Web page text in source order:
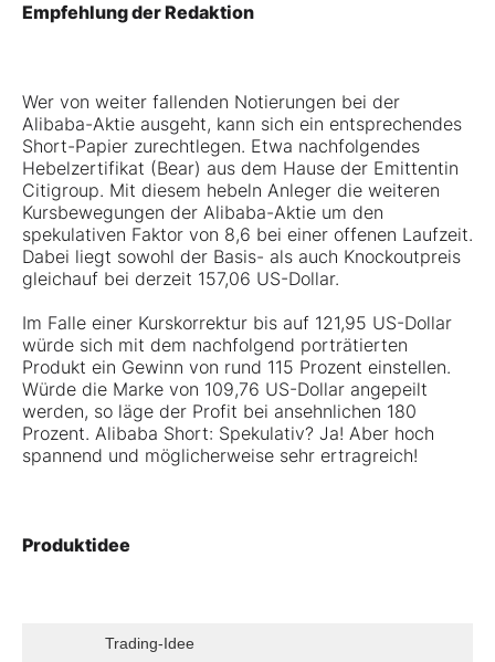
Empfehlung der Redaktion
Wer von weiter fallenden Notierungen bei der
Alibaba-Aktie ausgeht, kann sich ein entsprechendes
Short-Papier zurechtlegen. Etwa nachfolgendes
Hebelzertifikat (Bear) aus dem Hause der Emittentin
Citigroup. Mit diesem hebeln Anleger die weiteren
Kursbewegungen der Alibaba-Aktie um den
spekulativen Faktor von 8,6 bei einer offenen Laufzeit.
Dabei liegt sowohl der Basis- als auch Knockoutpreis
gleichauf bei derzeit 157,06 US-Dollar.
Im Falle einer Kurskorrektur bis auf 121,95 US-Dollar
würde sich mit dem nachfolgend porträtierten
Produkt ein Gewinn von rund 115 Prozent einstellen.
Würde die Marke von 109,76 US-Dollar angepeilt
werden, so läge der Profit bei ansehnlichen 180
Prozent. Alibaba Short: Spekulativ? Ja! Aber hoch
spannend und möglicherweise sehr ertragreich!
Produktidee
Trading-Idee